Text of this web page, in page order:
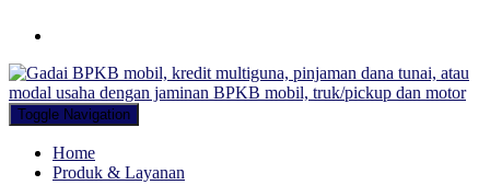
Toggle Navigation
Home
Produk & Layanan